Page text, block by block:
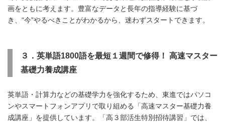
画をともに考えます。豊富なデータと長年の指導経験に基づ
き、“今”やるべきことがわかるから、迷わずスタートできます。
３．英単語1800語を最短１週間で修得！ 高速マスター
基礎力養成講座
英単語・計算力などの基礎学力を強化するため、東進ではパソコ
ンやスマートフォンアプリで取り組める「高速マスター基礎力養
成講座」を提供しています。「高３部活生特別招待講習」では、